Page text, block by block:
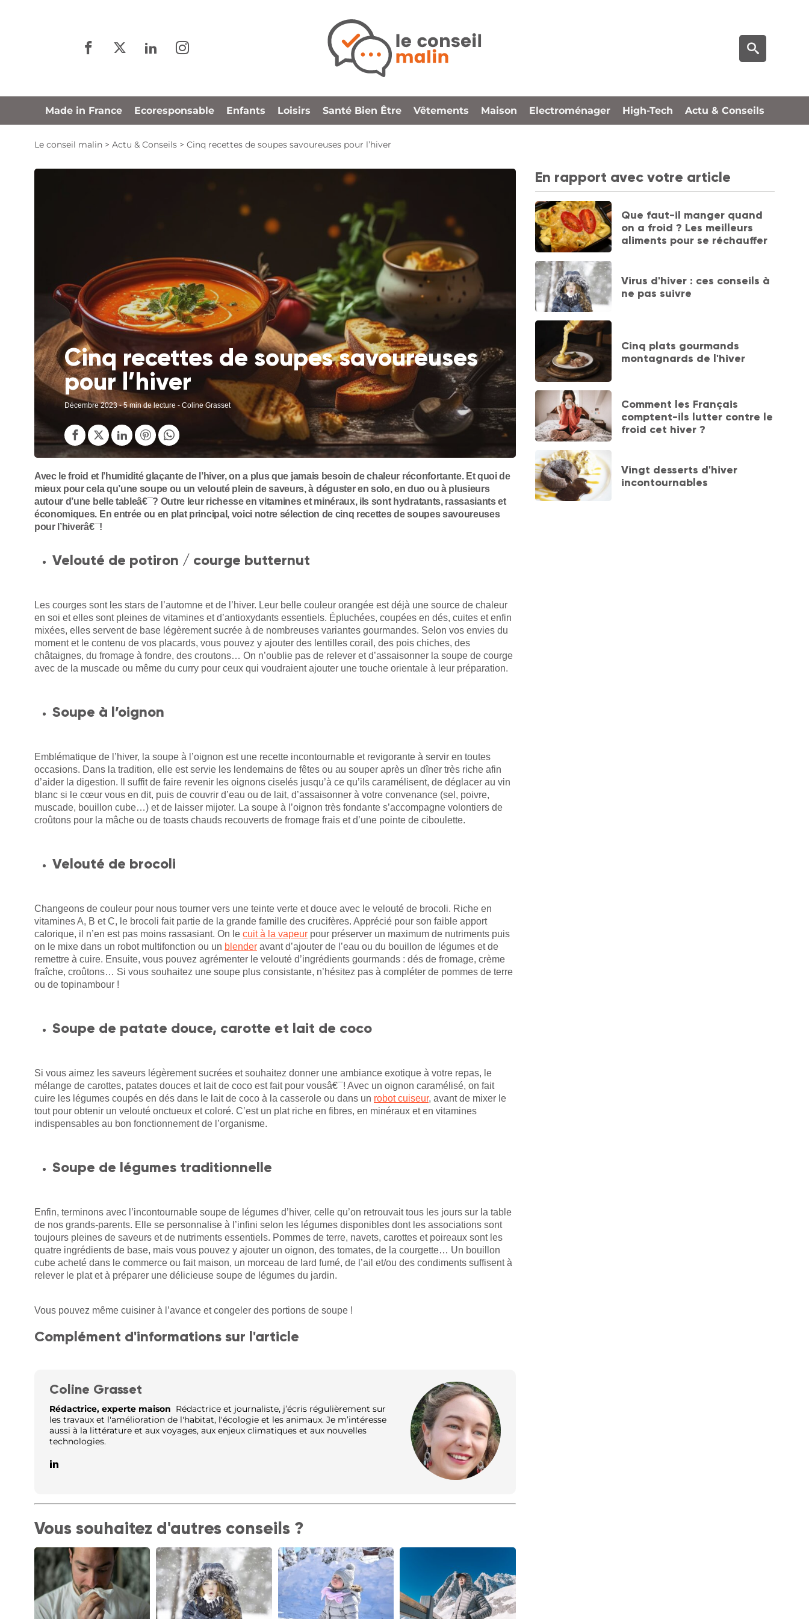
Made in France Ecoresponsable Enfants Loisirs Santé Bien Être Vêtements Maison Electroménager High-Tech Actu & Conseils
Le conseil malin > Actu & Conseils > Cinq recettes de soupes savoureuses pour l’hiver
Cinq recettes de soupes savoureuses
pour l’hiver
Décembre 2023- 5 min de lecture - Coline Grasset
Avec le froid et l’humidité glaçante de l’hiver, on a plus que jamais besoin de chaleur réconfortante. Et quoi de
mieux pour cela qu’une soupe ou un velouté plein de saveurs, à déguster en solo, en duo ou à plusieurs
autour d’une belle tableâ€¯? Outre leur richesse en vitamines et minéraux, ils sont hydratants, rassasiants et
économiques. En entrée ou en plat principal, voici notre sélection de cinq recettes de soupes savoureuses
pour l’hiverâ€¯!
Velouté de potiron / courge butternut
Les courges sont les stars de l’automne et de l’hiver. Leur belle couleur orangée est déjà une source de chaleur
en soi et elles sont pleines de vitamines et d’antioxydants essentiels. Épluchées, coupées en dés, cuites et enfin
mixées, elles servent de base légèrement sucrée à de nombreuses variantes gourmandes. Selon vos envies du
moment et le contenu de vos placards, vous pouvez y ajouter des lentilles corail, des pois chiches, des
châtaignes, du fromage à fondre, des croutons… On n’oublie pas de relever et d’assaisonner la soupe de courge
avec de la muscade ou même du curry pour ceux qui voudraient ajouter une touche orientale à leur préparation.
Soupe à l’oignon
Emblématique de l’hiver, la soupe à l’oignon est une recette incontournable et revigorante à servir en toutes
occasions. Dans la tradition, elle est servie les lendemains de fêtes ou au souper après un dîner très riche afin
d’aider la digestion. Il suffit de faire revenir les oignons ciselés jusqu’à ce qu’ils caramélisent, de déglacer au vin
blanc si le cœur vous en dit, puis de couvrir d’eau ou de lait, d’assaisonner à votre convenance (sel, poivre,
muscade, bouillon cube…) et de laisser mijoter. La soupe à l’oignon très fondante s’accompagne volontiers de
croûtons pour la mâche ou de toasts chauds recouverts de fromage frais et d’une pointe de ciboulette.
Velouté de brocoli
Changeons de couleur pour nous tourner vers une teinte verte et douce avec le velouté de brocoli. Riche en
vitamines A, B et C, le brocoli fait partie de la grande famille des crucifères. Apprécié pour son faible apport
calorique, il n’en est pas moins rassasiant. On le cuit à la vapeur pour préserver un maximum de nutriments puis
on le mixe dans un robot multifonction ou un blender avant d’ajouter de l’eau ou du bouillon de légumes et de
remettre à cuire. Ensuite, vous pouvez agrémenter le velouté d’ingrédients gourmands : dés de fromage, crème
fraîche, croûtons… Si vous souhaitez une soupe plus consistante, n’hésitez pas à compléter de pommes de terre
ou de topinambour !
Soupe de patate douce, carotte et lait de coco
Si vous aimez les saveurs légèrement sucrées et souhaitez donner une ambiance exotique à votre repas, le
mélange de carottes, patates douces et lait de coco est fait pour vousâ€¯! Avec un oignon caramélisé, on fait
cuire les légumes coupés en dés dans le lait de coco à la casserole ou dans un robot cuiseur, avant de mixer le
tout pour obtenir un velouté onctueux et coloré. C’est un plat riche en fibres, en minéraux et en vitamines
indispensables au bon fonctionnement de l’organisme.
Soupe de légumes traditionnelle
Enfin, terminons avec l’incontournable soupe de légumes d’hiver, celle qu’on retrouvait tous les jours sur la table
de nos grands-parents. Elle se personnalise à l’infini selon les légumes disponibles dont les associations sont
toujours pleines de saveurs et de nutriments essentiels. Pommes de terre, navets, carottes et poireaux sont les
quatre ingrédients de base, mais vous pouvez y ajouter un oignon, des tomates, de la courgette… Un bouillon
cube acheté dans le commerce ou fait maison, un morceau de lard fumé, de l’ail et/ou des condiments suffisent à
relever le plat et à préparer une délicieuse soupe de légumes du jardin.
Vous pouvez même cuisiner à l’avance et congeler des portions de soupe !
Complément d'informations sur l'article
Coline Grasset
Rédactrice, experte maison Rédactrice et journaliste, j’écris régulièrement sur
les travaux et l'amélioration de l'habitat, l'écologie et les animaux. Je m’intéresse
aussi à la littérature et aux voyages, aux enjeux climatiques et aux nouvelles
technologies.
Vous souhaitez d'autres conseils ?
En rapport avec votre article
Que faut-il manger quand
on a froid ? Les meilleurs
aliments pour se réchauffer
Virus d'hiver : ces conseils à
ne pas suivre
Cinq plats gourmands
montagnards de l'hiver
Comment les Français
comptent-ils lutter contre le
froid cet hiver ?
Vingt desserts d'hiver
incontournables